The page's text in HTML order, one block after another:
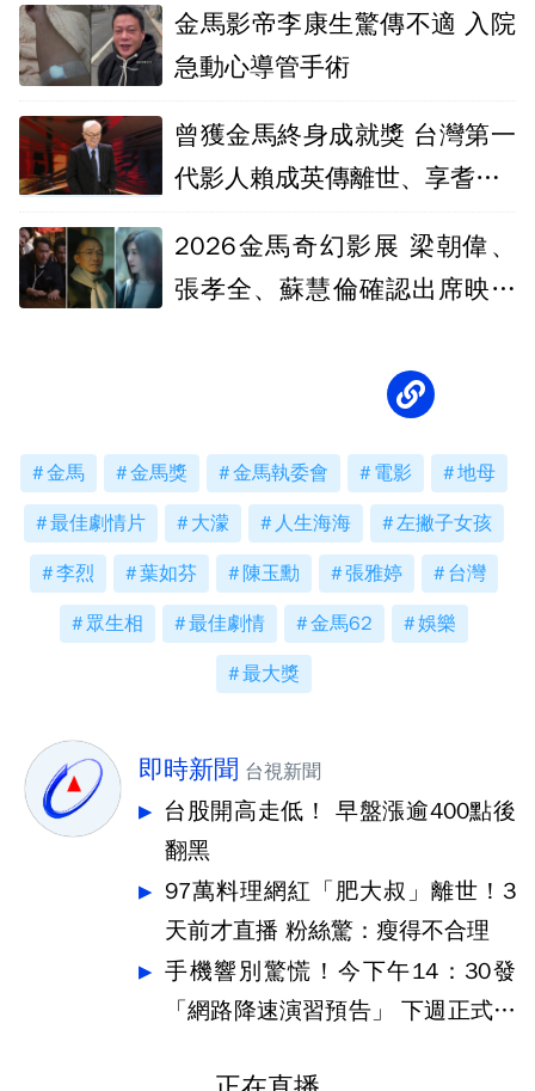
金馬影帝李康生驚傳不適 入院
急動心導管手術
曾獲金馬終身成就獎 台灣第一
代影人賴成英傳離世、享耆壽9
2026金馬奇幻影展 梁朝偉、
張孝全、蘇慧倫確認出席映後
金馬 金馬獎 金馬執委會 電影 地母
最佳劇情片 大濛 人生海海 左撇子女孩
李烈 葉如芬 陳玉勳 張雅婷 台灣
眾生相 最佳劇情 金馬62 娛樂
最大獎
即時新聞 台視新聞
台股開高走低！ 早盤漲逾400點後
翻黑
97萬料理網紅「肥大叔」離世！3
天前才直播 粉絲驚：瘦得不合理
手機響別驚慌！今下午14：30發
「網路降速演習預告」 下週正式登